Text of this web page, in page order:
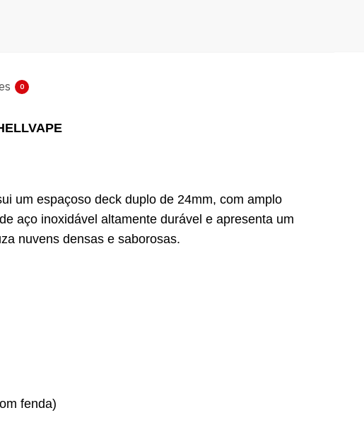
0
um espaçoso deck duplo de 24mm, com amplo
aço inoxidável altamente durável e apresenta um
nuvens densas e saborosas.
fenda)